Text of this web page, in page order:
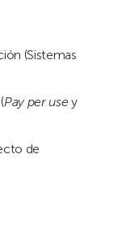
(Sistemas
Pay per usey
de